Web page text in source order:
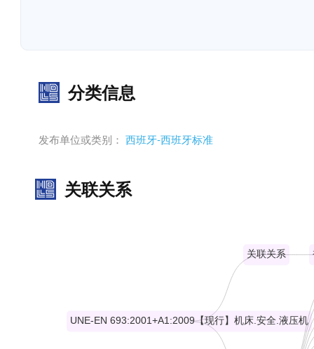
分类信息
发布单位或类别： 西班牙-西班牙标准
关联关系